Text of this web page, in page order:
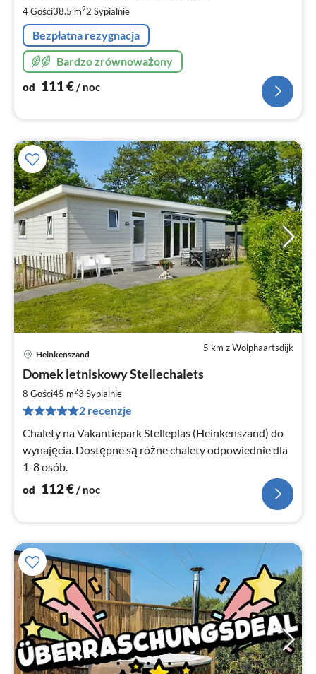
4 Gości38.5 m22 Sypialnie
Bezpłatna rezygnacja
Bardzo zrównoważony
od 111€ / noc
5 km z Wolphaartsdijk
Heinkenszand
Domek letniskowy Stellechalets
8 Gości45 m23 Sypialnie
2 recenzje
Chalety na Vakantiepark Stelleplas (Heinkenszand) do
wynajęcia. Dostępne są różne chalety odpowiednie dla
1-8 osób.
od 112€/ noc